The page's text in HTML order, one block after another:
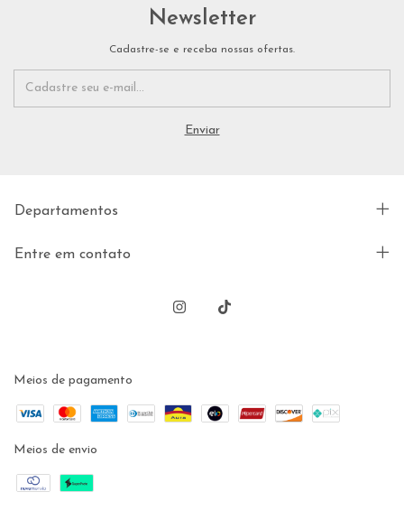
Newsletter
Cadastre-se e receba nossas ofertas.
Departamentos
Entre em contato
Meios de pagamento
Meios de envio